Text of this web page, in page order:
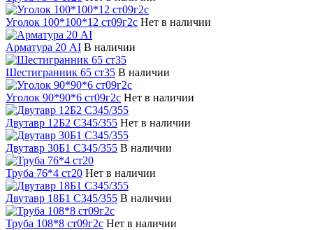
Уголок 100*100*12 ст09г2с Нет в наличии
Арматура 20 АI В наличии
Шестигранник 65 ст35 В наличии
Уголок 90*90*6 ст09г2с Нет в наличии
Двутавр 12Б2 С345/355 Нет в наличии
Двутавр 30Б1 С345/355 В наличии
Труба 76*4 ст20 Нет в наличии
Двутавр 18Б1 С345/355 В наличии
Труба 108*8 ст09г2с Нет в наличии